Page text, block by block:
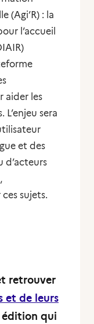
(Agi’R) : la
l’accueil
aider les
sera
et des
d’acteurs
sujets.
retrouver
et de leurs
qui